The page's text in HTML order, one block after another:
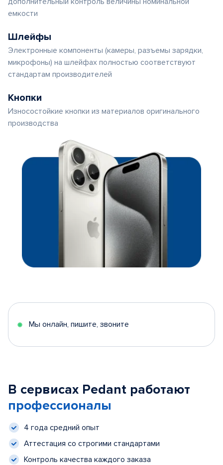
емкости
Шлейфы
Электронные компоненты (камеры, разъемы зарядки,
микрофоны) на шлейфах полностью соответствуют
стандартам производителей
Кнопки
Износостойкие кнопки из материалов оригинального
производства
Мы онлайн, пишите, звоните
В сервисах Pedant работают
профессионалы
4 года средний опыт
Аттестация со строгими стандартами
Контроль качества каждого заказа